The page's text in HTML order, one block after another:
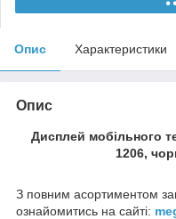
Опис Характеристики
Опис
Дисплей мобільного
1206,
З повним асортиментом
ознайомитись на сайті: